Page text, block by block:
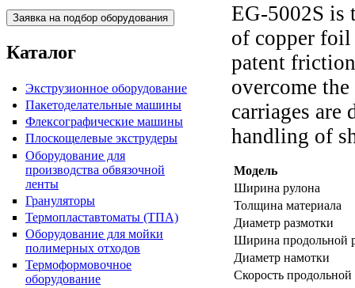
Пакетоделательная машина
BJAF+S 40*2M
Каталог
Экструзионное оборудование
Пакетоделательные машины
Флексографические машины
Плоскощелевые экструдеры
Оборудование для
производства обвязочной
ленты
Грануляторы
Термопластавтоматы (ТПА)
Оборудование для мойки
полимерных отходов
Термоформовочное
оборудование
EG-5002S is
of copper
patent
overcome
carriages are
handling of
Модель
Ширина рулона
Толщина материала
Диаметр размотки
Ширина продольной
Диаметр намотки
Скорость продольной